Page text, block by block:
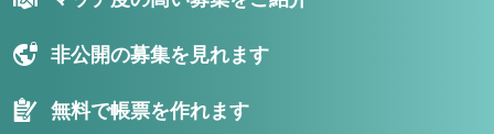
非公開の募集を見れます
無料で帳票を作れます